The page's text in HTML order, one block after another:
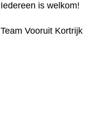
Iedereen is welkom!
Team Vooruit Kortrijk